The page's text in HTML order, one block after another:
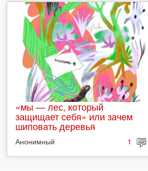
«мы — лес, который
защищает себя» или зачем
шиповать деревья
Анонимный 1